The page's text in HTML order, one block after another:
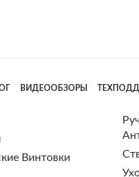
ВИДЕООБЗОРЫ
Винтовки